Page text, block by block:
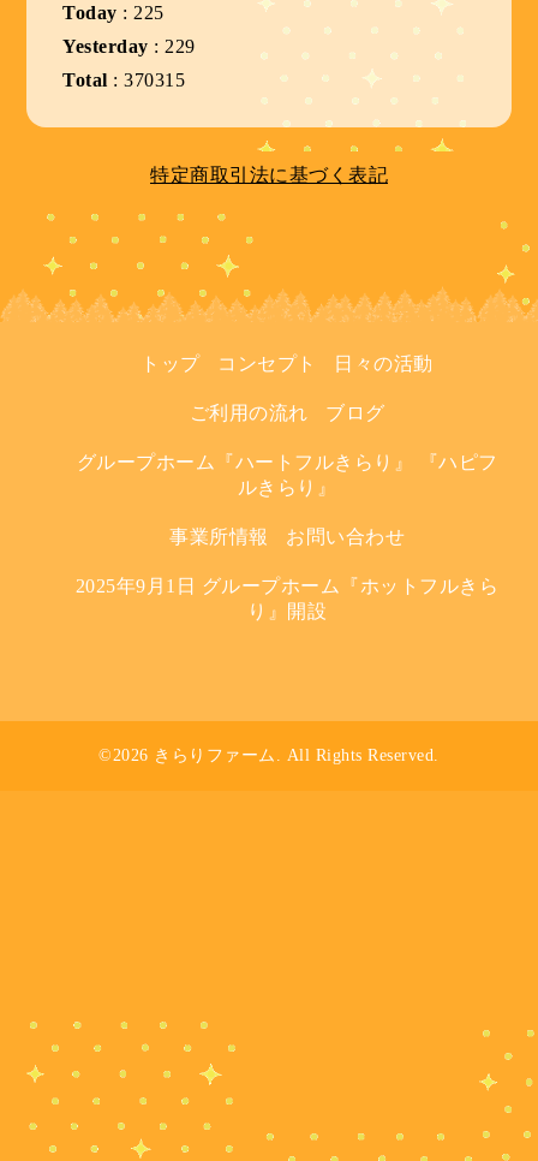
Today : 225
Yesterday : 229
Total :370315
特定商取引法に基づく表記
トップ コンセプト 日々の活動
ご利用の流れ ブログ
グループホーム『ハートフルきらり』 『ハピフ
ルきらり』
事業所情報 お問い合わせ
2025年9月1日 グループホーム『ホットフルきら
り』開設
©2026 きらりファーム . All Rights Reserved.